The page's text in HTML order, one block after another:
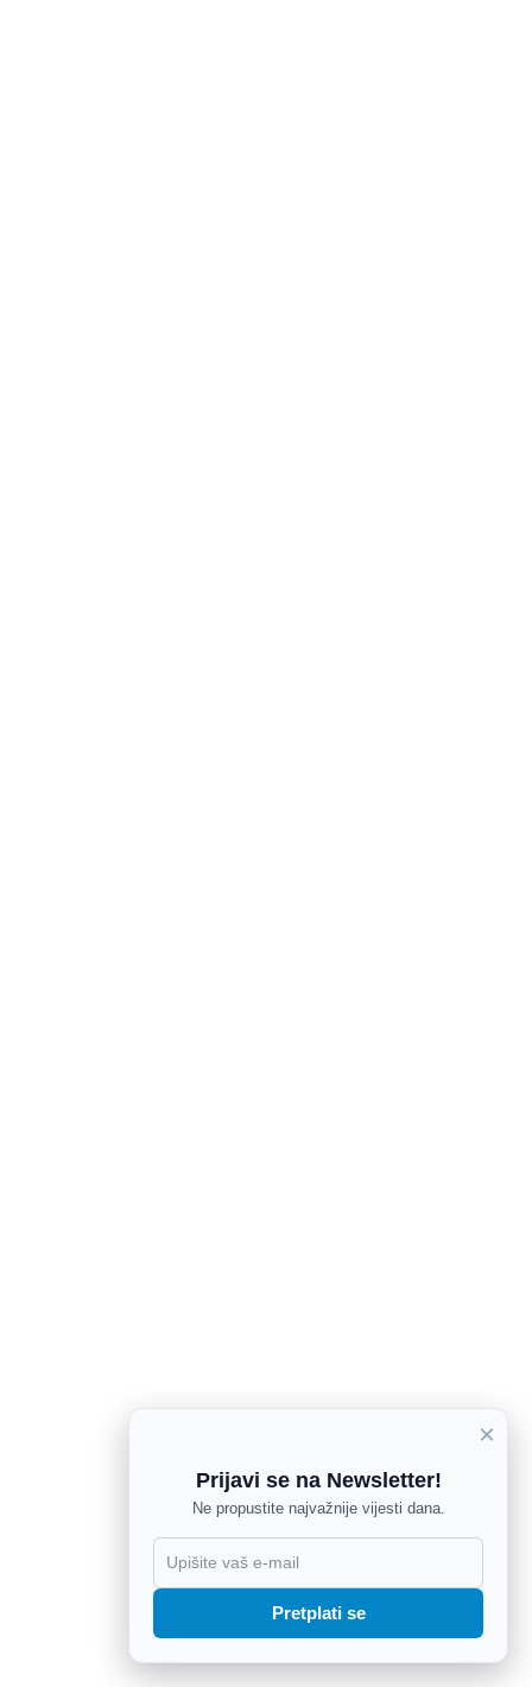
×
Prijavi se na Newsletter!
Ne propustite najvažnije vijesti dana.
Pretplati se